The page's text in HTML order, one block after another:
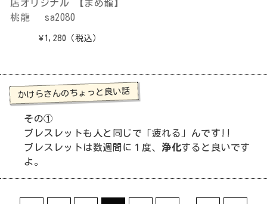
店オリジナル 【まめ龍】
桃龍 sa2080
¥1,280 （税込）
かけらさんのちょっと良い話
その①
ブレスレットも人と同じで「疲れる」んです!!
ブレスレットは数週間に１度、 浄化すると良いです
よ。